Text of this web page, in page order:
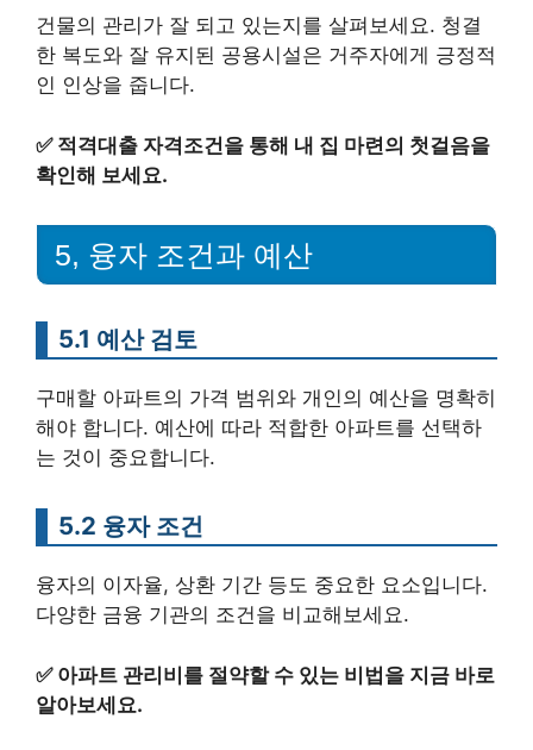
건물의 관리가 잘 되고 있는지를 살펴보세요. 청결
한 복도와 잘 유지된 공용시설은 거주자에게 긍정적
인 인상을 줍니다.
✅ 적격대출 자격조건을 통해 내 집 마련의 첫걸음을
확인해 보세요.
5, 융자 조건과 예산
5.1 예산 검토
구매할 아파트의 가격 범위와 개인의 예산을 명확히
해야 합니다. 예산에 따라 적합한 아파트를 선택하
는 것이 중요합니다.
5.2 융자 조건
융자의 이자율, 상환 기간 등도 중요한 요소입니다.
다양한 금융 기관의 조건을 비교해보세요.
✅ 아파트 관리비를 절약할 수 있는 비법을 지금 바로
알아보세요.